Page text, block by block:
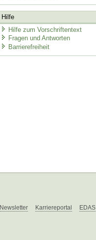
Hilfe
Hilfe zum Vorschriftentext
Fragen und Antworten
Barrierefreiheit
Newsletter Karriereportal EDAS